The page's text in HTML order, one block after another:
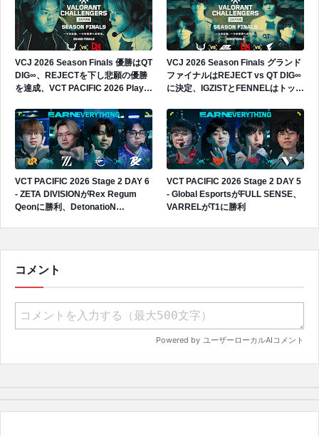
VCJ 2026 Season Finals 優勝はQT
DIG∞、REJECTを下し悲願の優勝
を達成、VCT PACIFIC 2026 Play-
VCJ 2026 Season Finals グランド
ファイナルはREJECT vs QT DIG∞
に決定、IGZISTとFENNELはトップ
VCT PACIFIC 2026 Stage 2 DAY 6
- ZETA DIVISIONがRex Regum
Qeonに勝利、DetonatioN
VCT PACIFIC 2026 Stage 2 DAY 5
- Global EsportsがFULL SENSE、
VARRELがT1に勝利
コメント